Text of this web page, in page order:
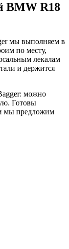
BMW R18
мы выполняем в
по месту,
лекалам
и держится
можно
Готовы
мы предложим